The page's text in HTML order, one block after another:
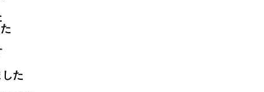
た
した